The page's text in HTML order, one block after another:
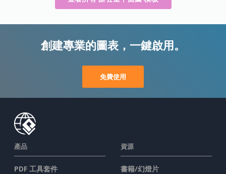
創建專業的圖表，一鍵啟用。
免費使用
產品
PDF 工具套件
資源
書籍/幻燈片